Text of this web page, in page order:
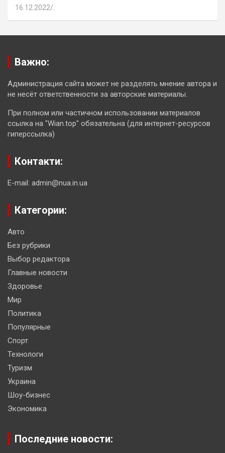
16.12.2022
Важно:
Администрация сайта может не разделять мнение автора и
не несёт ответственности за авторские материалы.
При полном или частичном использовании материалов
ссылка на "Wian.top" обязательна (для интернет-ресурсов
гиперссылка)
Контакти:
E-mail: admin@nua.in.ua
Категории:
Авто
Без рубрики
Выбор редактора
Главные новости
Здоровье
Мир
Политика
Популярные
Спорт
Технологи
Туризм
Украина
Шоу-бизнес
Экономика
Последние новости: